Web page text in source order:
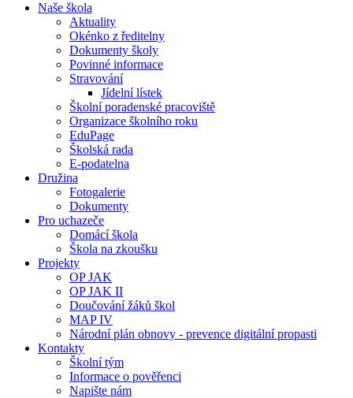
Naše škola
Aktuality
Okénko z ředitelny
Dokumenty školy
Povinné informace
Stravování
Jídelní lístek
Školní poradenské pracoviště
Organizace školního roku
EduPage
Školská rada
E-podatelna
Družina
Fotogalerie
Dokumenty
Pro uchazeče
Domácí škola
Škola na zkoušku
Projekty
OP JAK
OP JAK II
Doučování žáků škol
MAP IV
Národní plán obnovy - prevence digitální propasti
Kontakty
Školní tým
Informace o pověřenci
Napište nám